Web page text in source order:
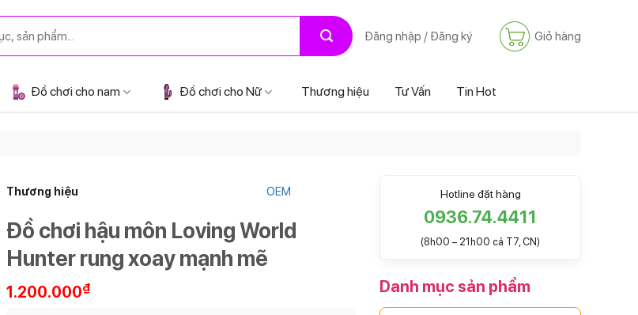
Đăng nhập / Đăng ký Giỏ hàng
Đồ chơi cho nam Đồ chơi cho Nữ Thương hiệu Tư Vấn Tin Hot
Hotline đặt hàng
0936.74.4411
(8h00 – 21h00 cả T7, CN)
Danh mục sản phẩm
Thương hiệu OEM
Đồ chơi hậu môn Loving World
Hunter rung xoay mạnh mẽ
1.200.000₫